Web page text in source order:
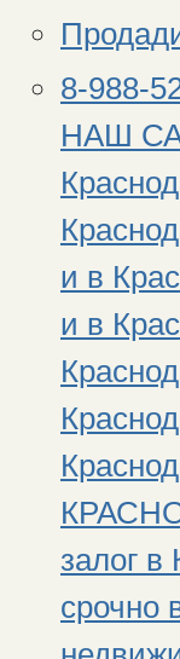
8-988-
НАШ
и в
и в
залог в
срочно